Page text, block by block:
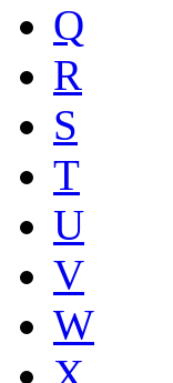
Q
R
S
T
U
V
W